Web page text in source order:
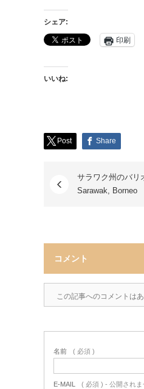
シェア:
印刷
いいね:
Post Share
サラワク州のバ
Sarawak, Borneo
コメント
この記事へのコメントはあ
名前 ( 必須 )
E-MAIL ( 必須 ) - 公開されま